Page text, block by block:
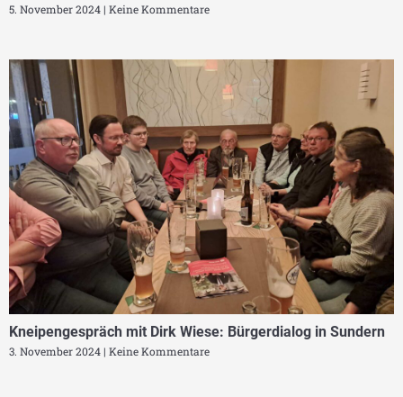
5. November 2024 Keine Kommentare
Kneipengespräch mit Dirk Wiese: Bürgerdialog in Sundern
3. November 2024 Keine Kommentare